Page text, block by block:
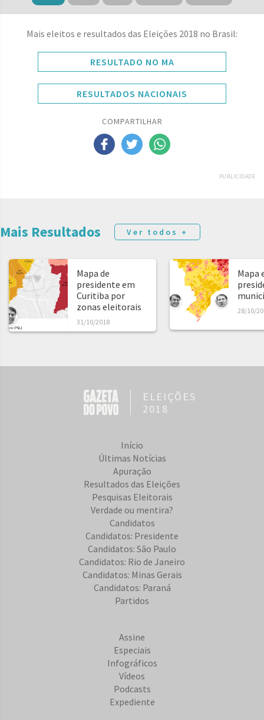
Mais eleitos e resultados das Eleições 2018 no Brasil:
RESULTADO NO MA
RESULTADOS NACIONAIS
COMPARTILHAR
PUBLICIDADE
Mais Resultados Ver todos +
Mapa de
presidente em
Curitiba por
zonas eleitorais
31/10/2018
Mapa
28/10/
ELEIÇÕES
2018
Início
Últimas Notícias
Apuração
Resultados das Eleições
Pesquisas Eleitorais
Verdade ou mentira?
Candidatos
Candidatos: Presidente
Candidatos: São Paulo
Candidatos: Rio de Janeiro
Candidatos: Minas Gerais
Candidatos: Paraná
Partidos
Assine
Especiais
Infográficos
Vídeos
Podcasts
Expediente